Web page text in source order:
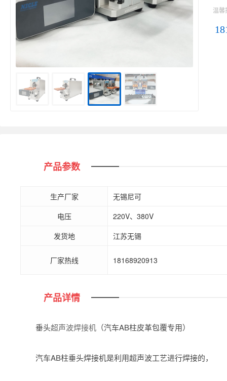
温馨
产品参数
生产厂家
无锡尼可
电压
220V、380V
发货地
江苏无锡
厂家热线 18168920913
产品详情
垂头超声波焊接机 （汽车AB柱皮革包覆专用）
汽车AB柱垂头焊接机是利用超声波工艺进行焊接的，